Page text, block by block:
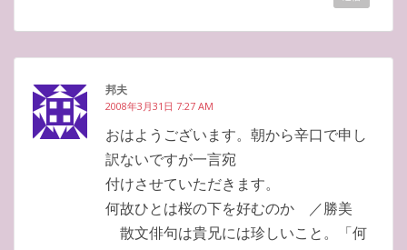
邦夫
2008年3月31日 7:27 AM
おはようございます。朝から辛口で申し
訳ないですが一言宛
付けさせていただきます。
何故ひとは桜の下を好むのか ／勝美
散文俳句は貴兄には珍しいこと。「何